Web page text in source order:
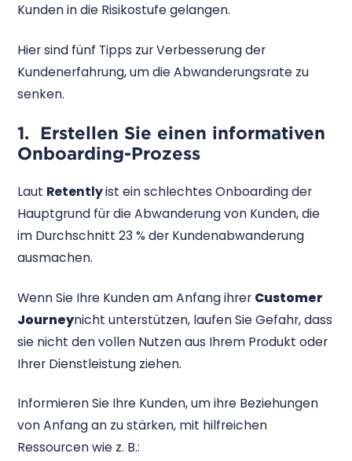
Kunden in die Risikostufe gelangen.
Hier sind fünf Tipps zur Verbesserung der
Kundenerfahrung, um die Abwanderungsrate zu
senken.
1. Erstellen Sie einen informativen
Onboarding-Prozess
Laut Retentlyist ein schlechtes Onboarding der
Hauptgrund für die Abwanderung von Kunden, die
im Durchschnitt 23 % der Kundenabwanderung
ausmachen.
Wenn Sie Ihre Kunden am Anfang ihrer Customer
Journeynicht unterstützen, laufen Sie Gefahr, dass
sie nicht den vollen Nutzen aus Ihrem Produkt oder
Ihrer Dienstleistung ziehen.
Informieren Sie Ihre Kunden, um ihre Beziehungen
von Anfang an zu stärken, mit hilfreichen
Ressourcen wie z. B.: